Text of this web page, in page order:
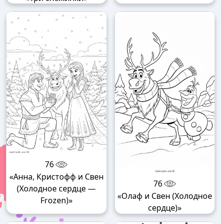
76
«Анна, Кристофф и Свен
(Холодное сердце —
Frozen)»
76
«Олаф и Свен (Холодное
сердце)»